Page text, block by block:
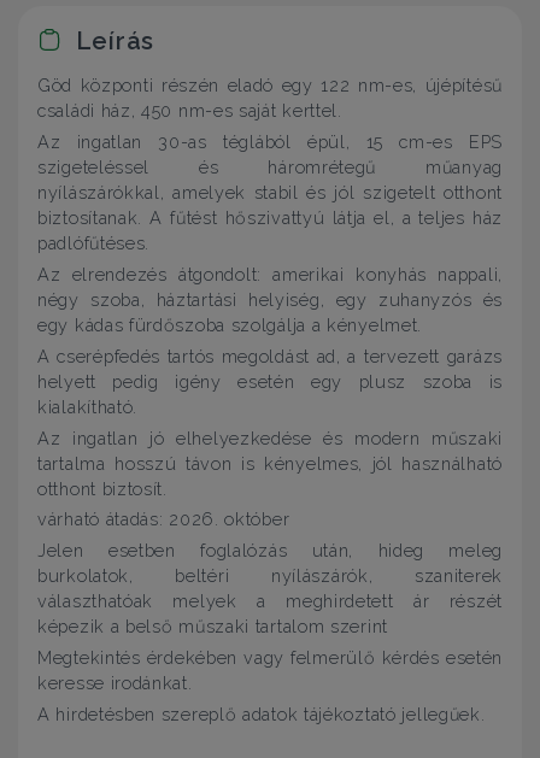
Leírás
Göd központi részén eladó egy 122 nm-es, újépítésű
családi ház, 450 nm-es saját kerttel.
Az ingatlan 30-as téglából épül, 15 cm-es EPS
szigeteléssel és háromrétegű műanyag
nyílászárókkal, amelyek stabil és jól szigetelt otthont
biztosítanak. A fűtést hőszivattyú látja el, a teljes ház
padlófűtéses.
Az elrendezés átgondolt: amerikai konyhás nappali,
négy szoba, háztartási helyiség, egy zuhanyzós és
egy kádas fürdőszoba szolgálja a kényelmet.
A cserépfedés tartós megoldást ad, a tervezett garázs
helyett pedig igény esetén egy plusz szoba is
kialakítható.
Az ingatlan jó elhelyezkedése és modern műszaki
tartalma hosszú távon is kényelmes, jól használható
otthont biztosít.
várható átadás: 2026. október
Jelen esetben foglalózás után, hideg meleg
burkolatok, beltéri nyílászárók, szaniterek
választhatóak melyek a meghirdetett ár részét
képezik a belső műszaki tartalom szerint
Megtekintés érdekében vagy felmerülő kérdés esetén
keresse irodánkat.
A hirdetésben szereplő adatok tájékoztató jellegűek.